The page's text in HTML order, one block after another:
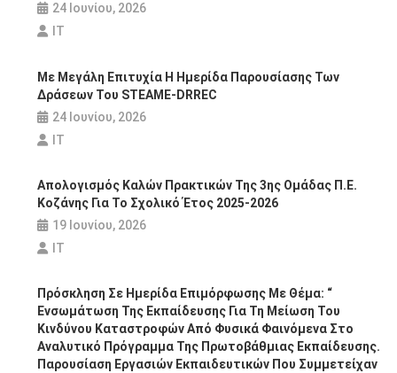
24 Ιουνίου, 2026
IT
Με Μεγάλη Επιτυχία Η Ημερίδα Παρουσίασης Των
Δράσεων Του STEAME-DRREC
24 Ιουνίου, 2026
IT
Απολογισμός Καλών Πρακτικών Της 3ης Ομάδας Π.Ε.
Κοζάνης Για Το Σχολικό Έτος 2025-2026
19 Ιουνίου, 2026
IT
Πρόσκληση Σε Ημερίδα Επιμόρφωσης Με Θέμα: “
Ενσωμάτωση Της Εκπαίδευσης Για Τη Μείωση Του
Κινδύνου Καταστροφών Από Φυσικά Φαινόμενα Στο
Αναλυτικό Πρόγραμμα Της Πρωτοβάθμιας Εκπαίδευσης.
Παρουσίαση Εργασιών Εκπαιδευτικών Που Συμμετείχαν